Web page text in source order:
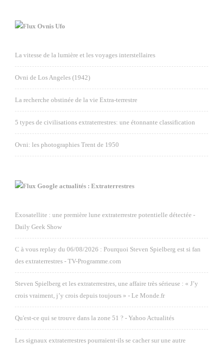
Ovnis Ufo
La vitesse de la lumière et les voyages interstellaires
Ovni de Los Angeles (1942)
La recherche obstinée de la vie Extra-terrestre
5 types de civilisations extraterrestres: une étonnante classification
Ovni: les photographies Trent de 1950
Google actualités : Extraterrestres
Exosatellite : une première lune extraterrestre potentielle détectée -
Daily Geek Show
C à vous replay du 06/08/2026 : Pourquoi Steven Spielberg est si fan
des extraterrestres - TV-Programme.com
Steven Spielberg et les extraterrestres, une affaire très sérieuse : « J’y
crois vraiment, j’y crois depuis toujours » - Le Monde.fr
Qu'est-ce qui se trouve dans la zone 51 ? - Yahoo Actualités
Les signaux extraterrestres pourraient-ils se cacher sur une autre